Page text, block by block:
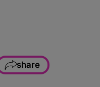
share